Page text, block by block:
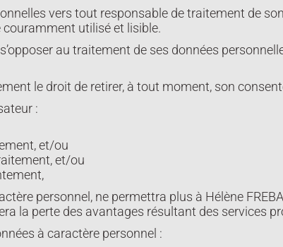
vers tout responsable de traitement de
utilisé et lisible.
au traitement de ses données
le droit de retirer, à tout moment, son
:
et/ou
et/ou
personnel, ne permettra plus à Hélène
la perte des avantages résultant des services
à caractère personnel :